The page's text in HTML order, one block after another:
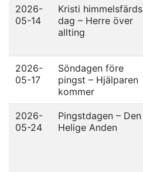
2026-
05-14
Kristi himmelsfärds
dag – Herre över
allting
2026-
05-17
Söndagen före
pingst – Hjälparen
kommer
2026-
05-24
Pingstdagen – Den
Helige Anden